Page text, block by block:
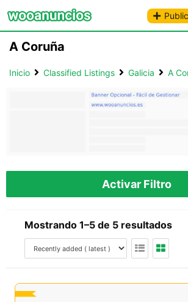
Saltar
contenido
A Coruña
Inicio Classified Listings Galicia A
Activar Filtro
Mostrando 1–5 de 5 resultados